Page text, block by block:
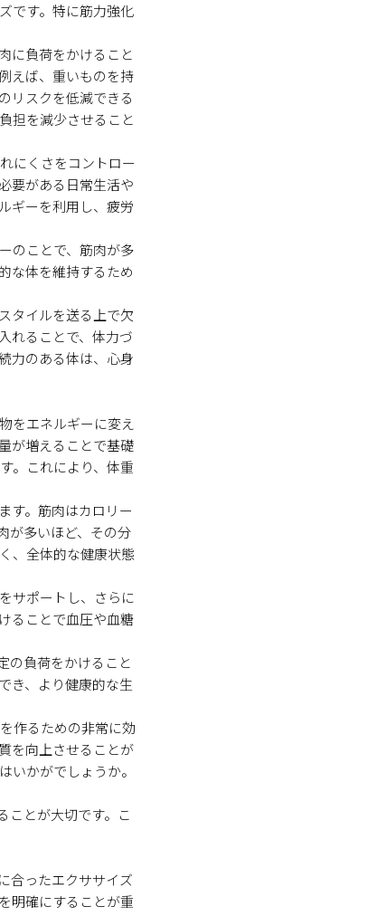
です。特に筋力強化
に負荷をかけること
えば、重いものを持
リスクを低減できる
担を減少させること
にくさをコントロー
要がある日常生活や
ギーを利用し、疲労
のことで、筋肉が多
な体を維持するため
タイルを送る上で欠
れることで、体力づ
力のある体は、心身
をエネルギーに変え
が増えることで基礎
。これにより、体重
す。筋肉はカロリー
が多いほど、その分
、全体的な健康状態
サポートし、さらに
ることで血圧や血糖
の負荷をかけること
き、より健康的な生
作るための非常に効
を向上させることが
いかがでしょうか。
ことが大切です。こ
合ったエクササイズ
明確にすることが重